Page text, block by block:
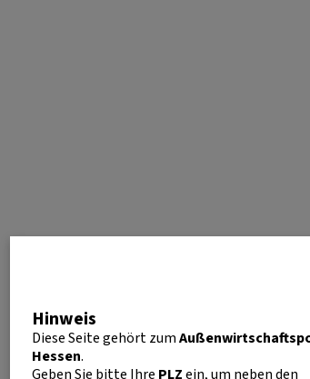
Hinweis
Diese Seite gehört zum
Hessen.
Geben Sie bitte Ihre PLZein, um neben den